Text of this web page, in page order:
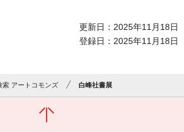
更新日：2025年11月18日
登録日：2025年11月18日
索 アートコモンズ 白峰社書展